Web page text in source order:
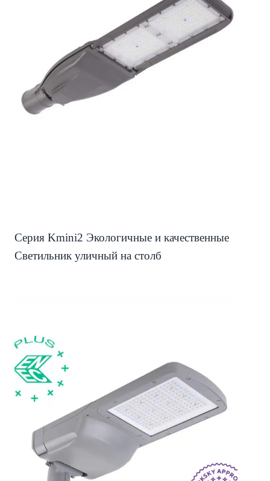
Серия Kmini2 Экологичные и качественные
Светильник уличный на столб